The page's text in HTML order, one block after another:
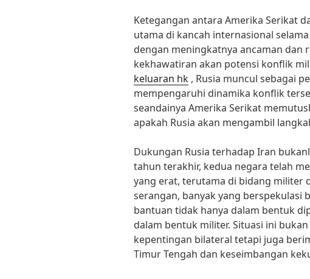
Ketegangan antara Amerika Serikat
utama di kancah internasional
dengan meningkatnya ancaman dan
kekhawatiran akan potensi konflik
keluaran hk , Rusia muncul sebagai
mempengaruhi dinamika konflik
seandainya Amerika Serikat
apakah Rusia akan mengambil
Dukungan Rusia terhadap Iran
tahun terakhir, kedua negara telah
yang erat, terutama di bidang militer
serangan, banyak yang berspekulasi
bantuan tidak hanya dalam bentuk
dalam bentuk militer. Situasi ini
kepentingan bilateral tetapi juga
Timur Tengah dan keseimbangan